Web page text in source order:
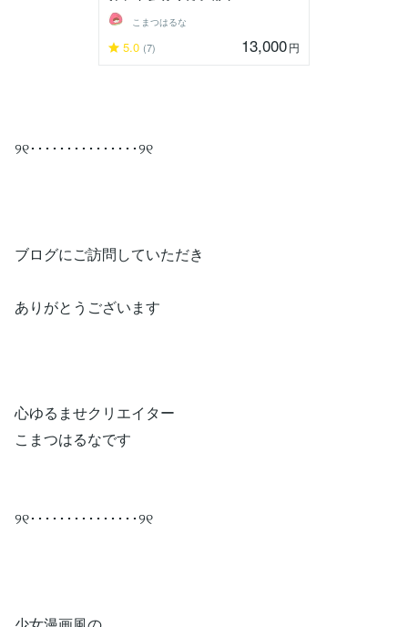
こまつはるな
5.0 (7) 13,000円
୨୧･･･････････････୨୧
ブログにご訪問していただき
ありがとうございます
心ゆるませクリエイター
こまつはるなです
୨୧･･･････････････୨୧